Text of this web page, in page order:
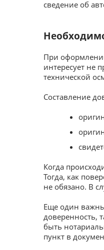
сведение об
При
интересует не
технической
Составление
Когда
Тогда, как
не обязано. В
Еще один
доверенность,
быть
пункт в